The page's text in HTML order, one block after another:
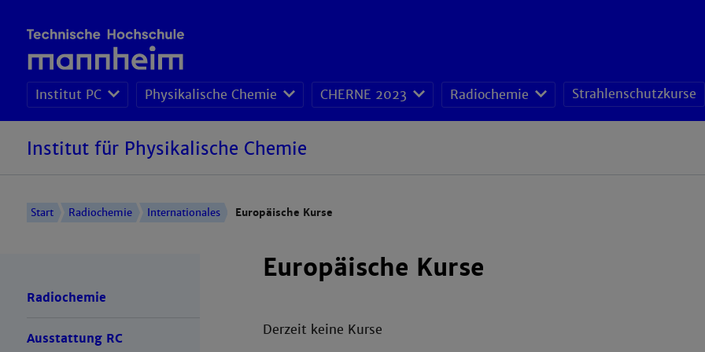
Institut PC Physikalische Chemie CHERNE 2023 Radiochemie Strahlenschutzkurse
Institut für Physikalische Chemie
Start Radiochemie Internationales Europäische Kurse
Radiochemie
Ausstattung RC
Europäische Kurse
Derzeit keine Kurse